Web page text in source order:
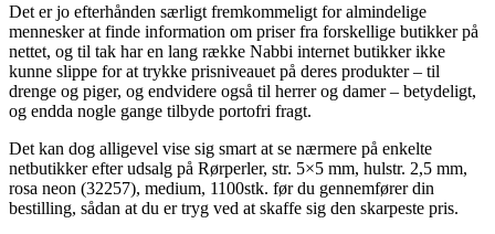
Det er jo efterhånden særligt fremkommeligt for almindelige
mennesker at finde information om priser fra forskellige butikker på
nettet, og til tak har en lang række Nabbi internet butikker ikke
kunne slippe for at trykke prisniveauet på deres produkter – til
drenge og piger, og endvidere også til herrer og damer – betydeligt,
og endda nogle gange tilbyde portofri fragt.
Det kan dog alligevel vise sig smart at se nærmere på enkelte
netbutikker efter udsalg på Rørperler, str. 5×5 mm, hulstr. 2,5 mm,
rosa neon (32257), medium, 1100stk. før du gennemfører din
bestilling, sådan at du er tryg ved at skaffe sig den skarpeste pris.